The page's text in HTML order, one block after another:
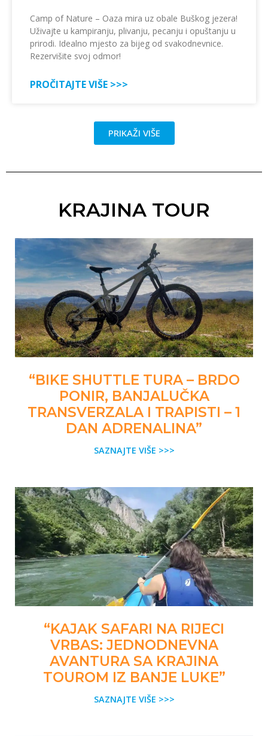
Camp of Nature – Oaza mira uz obale Buškog jezera!
Uživajte u kampiranju, plivanju, pecanju i opuštanju u
prirodi. Idealno mjesto za bijeg od svakodnevnice.
Rezervišite svoj odmor!
PROČITAJTE VIŠE >>>
PRIKAŽI VIŠE
KRAJINA TOUR
“BIKE SHUTTLE TURA – BRDO
PONIR, BANJALUČKA
TRANSVERZALA I TRAPISTI – 1
DAN ADRENALINA”
SAZNAJTE VIŠE >>>
“KAJAK SAFARI NA RIJECI
VRBAS: JEDNODNEVNA
AVANTURA SA KRAJINA
TOUROM IZ BANJE LUKE”
SAZNAJTE VIŠE >>>